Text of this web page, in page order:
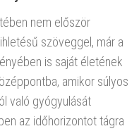
nem először
szöveggel, már a
is saját életének
amikor súlyos
való gyógyulását
az időhorizontot tágra